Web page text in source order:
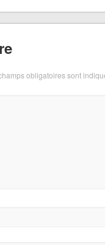
obligatoires sont